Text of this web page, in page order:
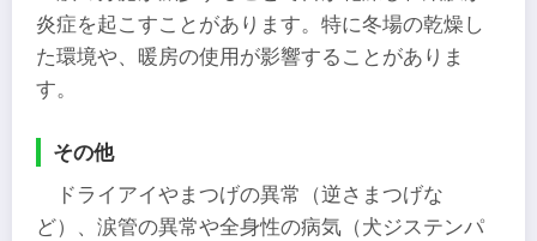
炎症を起こすことがあります。​特に冬場の乾燥し
た環境や、暖房の使用が影響することがありま
す。
その他
ドライアイやまつげの異常（逆さまつげな
ど）、涙管の異常や全身性の病気（犬ジステンパ